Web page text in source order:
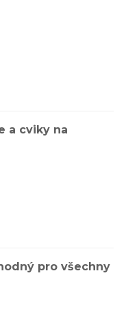
a cviky na
pro všechny